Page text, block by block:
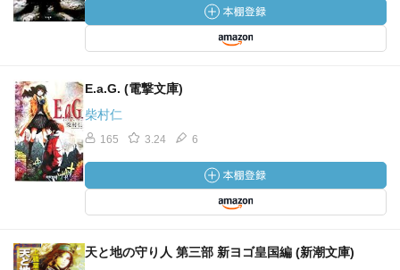
E.a.G. (電撃文庫)
柴村仁
165 3.24 6
天と地の守り人 第三部 新ヨゴ皇国編 (新潮文庫)